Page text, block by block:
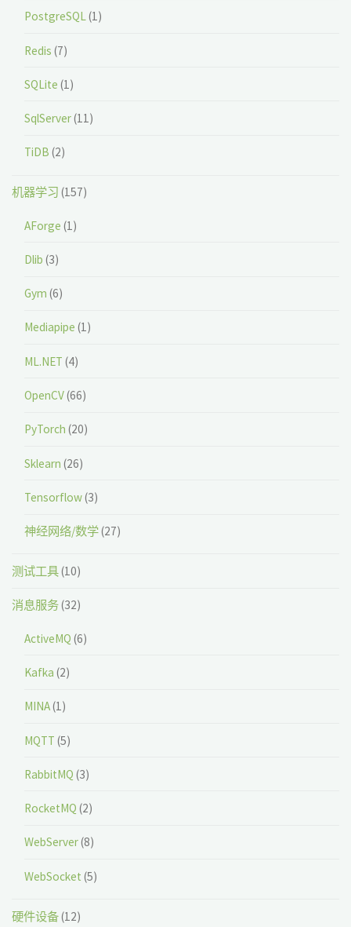
PostgreSQL(1)
Redis (7)
SQLite (1)
SqlServer(11)
TiDB (2)
机器学习 (157)
AForge (1)
Dlib (3)
Gym (6)
Mediapipe (1)
ML.NET (4)
OpenCV(66)
PyTorch (20)
Sklearn (26)
Tensorflow(3)
神经网络/数学(27)
测试工具(10)
消息服务(32)
ActiveMQ (6)
Kafka (2)
MINA(1)
MQTT (5)
RabbitMQ (3)
RocketMQ (2)
WebServer(8)
WebSocket (5)
硬件设备(12)